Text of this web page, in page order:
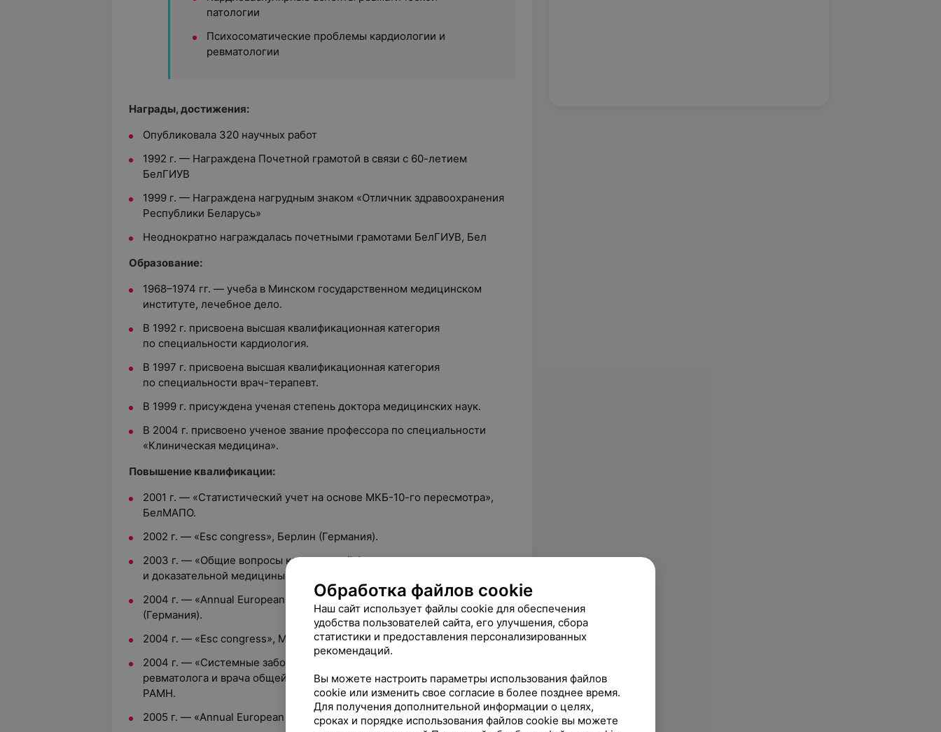
патологии
Психосоматические проблемы кардиологии и
ревматологии
Награды, достижения:
Опубликовала 320 научных работ
1992 г. — Награждена Почетной грамотой в связи с 60-летием
БелГИУВ
1999 г. — Награждена нагрудным знаком «Отличник здравоохранения
Республики Беларусь»
Неоднократно награждалась почетными грамотами БелГИУВ, Бел
Образование:
1968–1974 гг. — учеба в Минском государственном медицинском
институте, лечебное дело.
В 1992 г. присвоена высшая квалификационная категория
по специальности кардиология.
В 1997 г. присвоена высшая квалификационная категория
по специальности врач-терапевт.
В 1999 г. присуждена ученая степень доктора медицинских наук.
В 2004 г. присвоено ученое звание профессора по специальности
«Клиническая медицина».
Повышение квалификации:
2001 г. — «Статистический учет на основе МКБ-10-го пересмотра»,
БелМАПО.
2002 г. — «Esc congress», Берлин (Германия).
2003 г. — «Общие вопросы клинической фармакологии
и доказательной медицины», БелМАПО.
2004 г. — «Annual European Congress of Rheumatology», Берлин
(Германия).
2004 г. — «Esc congress», Мюнхен (Германия).
2004 г. — «Системные заболевания соединительной ткани в практике
ревматолога и врача общей практики», ГУ Институт Ревматологии
РАМН.
2005 г. — «Annual European Congress of Rheumatology», Вена (Австрия).
Обработка файлов cookie
Наш сайт использует файлы cookie для обеспечения
удобства пользователей сайта, его улучшения, сбора
статистики и предоставления персонализированных
рекомендаций.
Вы можете настроить параметры использования файлов
cookie или изменить свое согласие в более позднее время.
Для получения дополнительной информации о целях,
сроках и порядке использования файлов cookie вы можете